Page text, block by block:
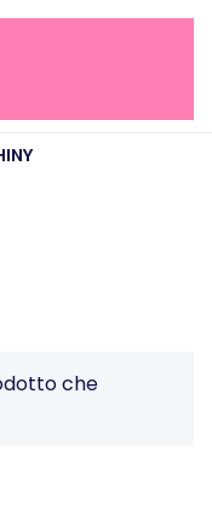
che